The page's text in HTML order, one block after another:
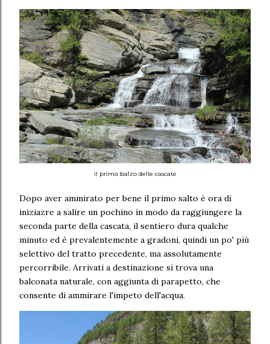
il primo balzo delle cascate
Dopo aver ammirato per bene il primo salto è ora di
iniziazre a salire un pochino in modo da raggiungere la
seconda parte della cascata, il sentiero dura qualche
minuto ed è prevalentemente a gradoni, quindi un po' più
selettivo del tratto precedente, ma assolutamente
percorribile. Arrivati a destinazione si trova una
balconata naturale, con aggiunta di parapetto, che
consente di ammirare l'impeto dell'acqua.